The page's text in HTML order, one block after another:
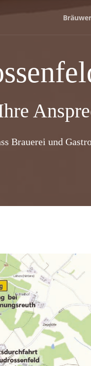
Brauerei und